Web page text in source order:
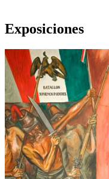
Exposiciones